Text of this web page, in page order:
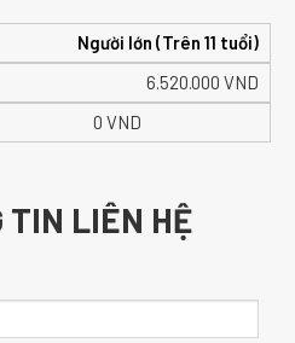
Người lớn (Trên 11 tuổi)
6.520.000 VND
0 VND
TIN LIÊN HỆ